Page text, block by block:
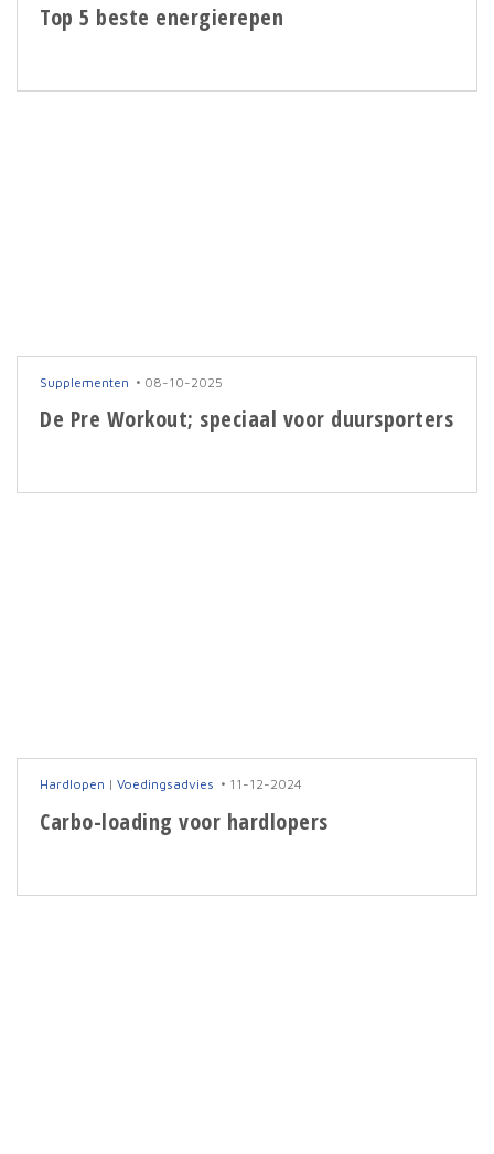
Top 5 beste energierepen
Supplementen 08-10-2025
De Pre Workout; speciaal voor duursporters
Hardlopen | Voedingsadvies 11-12-2024
Carbo-loading voor hardlopers